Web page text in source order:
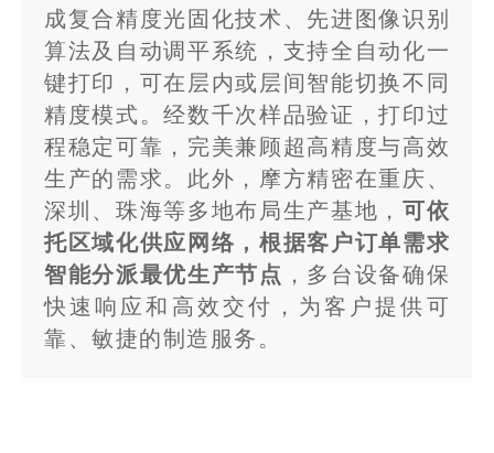
成复合精度光固化技术、先进图像识别
算法及自动调平系统，支持全自动化一
键打印，可在层内或层间智能切换不同
精度模式。经数千次样品验证，打印过
程稳定可靠，完美兼顾超高精度与高效
生产的需求。此外，摩方精密在重庆、
深圳、珠海等多地布局生产基地， 可依
托区域化供应网络，根据客户订单需求
智能分派最优生产节点 ，多台设备确保
快速响应和高效交付，为客户提供可
靠、敏捷的制造服务。